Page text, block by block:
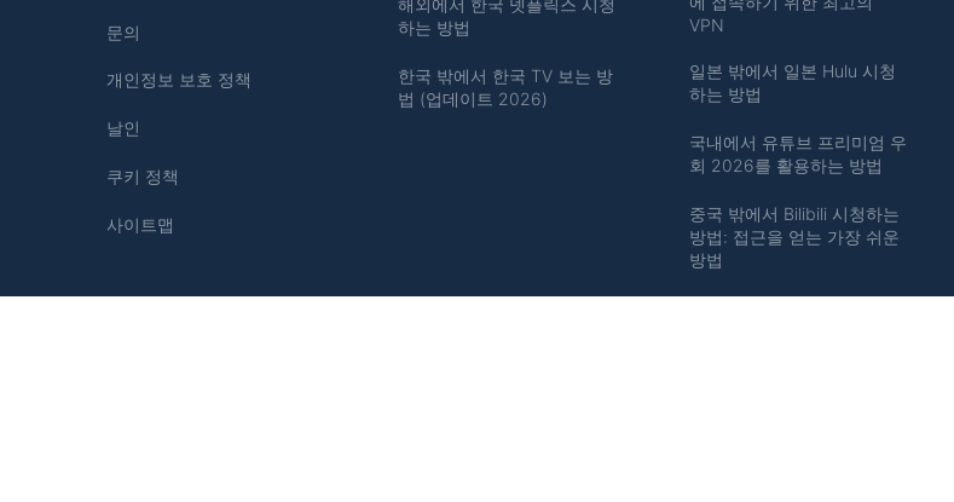
문의
개인정보 보호 정책
날인
쿠키 정책
사이트맵
해외에서 한국 넷플릭스 시청
하는 방법
한국 밖에서 한국 TV 보는 방
법 (업데이트 2026)
VPN
일본 밖에서 일본 Hulu 시청
하는 방법
국내에서 유튜브 프리미엄 우
회 2026를 활용하는 방법
중국 밖에서 Bilibili 시청하는
방법: 접근을 얻는 가장 쉬운
방법